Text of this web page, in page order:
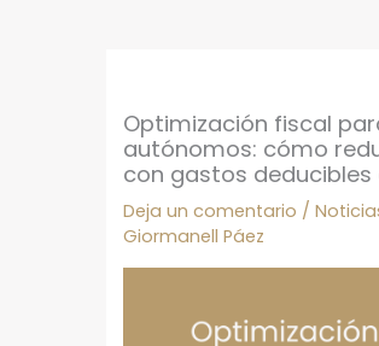
Optimización fiscal
autónomos: cómo
con gastos deducibles
Deja un comentario /
Giormanell Páez